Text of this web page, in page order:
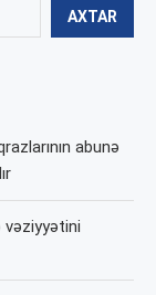
AXTAR
abunə
vəziyyətini